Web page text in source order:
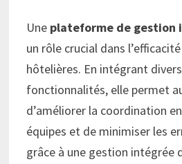
Une plateforme de gestion
un rôle crucial dans
hôtelières. En intégrant
fonctionnalités, elle permet
d’améliorer la coordination
équipes et de minimiser les
grâce à une gestion intégrée